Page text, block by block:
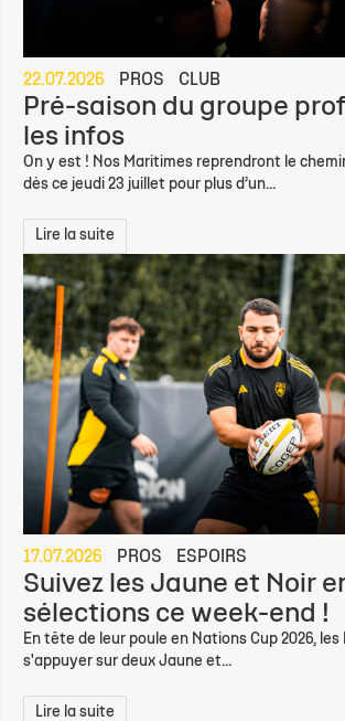
22.07.2026 PROS CLUB
Pré-saison du groupe
les infos
On y est ! Nos Maritimes reprendront le
dès ce jeudi 23 juillet pour plus d’un...
Lire la suite
17.07.2026 PROS ESPOIRS
Suivez les Jaune et Noir
sélections ce week-end !
En tête de leur poule en Nations Cup 2026,
s'appuyer sur deux Jaune et...
Lire la suite